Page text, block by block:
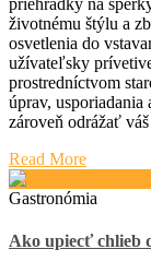
životnému štýlu a
osvetlenia do
užívateľsky
prostredníctvom
úprav,
zároveň odrážať
Read More
Gastronómia
Ako upiecť chlieb